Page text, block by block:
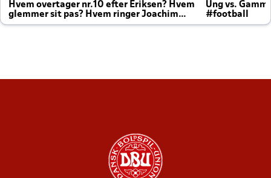
Hvem overtager nr.10 efter Eriksen? Hvem
glemmer sit pas? Hvem ringer Joachim
altid til efter kampe?
Ung vs.
#football